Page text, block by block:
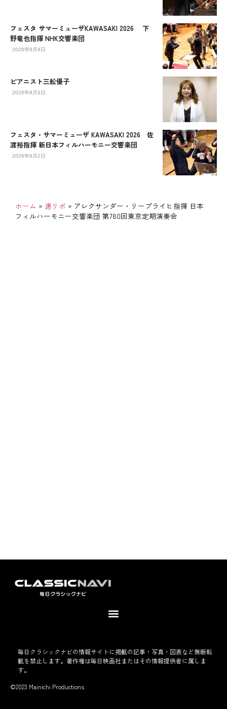
フェスタ サマーミューザKAWASAKI 2026 下
野竜也指揮 NHK交響楽団
2026年8月4日
ピアニスト三舩優子
2026年8月3日
フェスタ・サマーミューザ KAWASAKI 2026 佐
渡裕指揮 新日本フィルハーモニー交響楽団
2026年8月2日
ホーム » 速リポ » アレクサンダー・リープライヒ指揮 日本
フィルハーモニー交響楽団 第780回東京定期演奏会
毎日クラシックナビの情報サイトに掲載の記事・写真・図表など無断転
載を禁止します。著作権は毎日映画社またはその情報提供者に属しま
す。
©2023 Mainichi Productions